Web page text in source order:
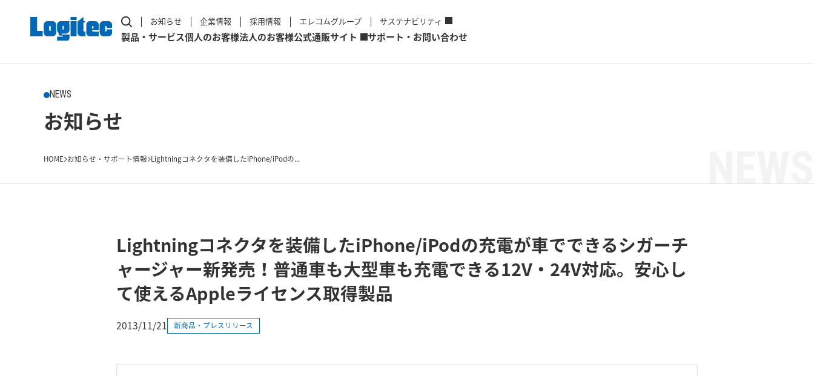
お知らせ 企業情報 採用情報 エレコムグループ サステナビリティ
製品・サービス個人のお客様法人のお客様公式通販サイト サポート・お問い合わせ
NEWS
お知らせ
HOME お知らせ・サポート情報 Lightningコネクタを装備したiPhone/iPodの...
Lightningコネクタを装備したiPhone/iPodの充電が車でできるシガーチ
ャージャー新発売！普通車も大型車も充電できる12V・24V対応。安心し
て使えるAppleライセンス取得製品
2013/11/21 新商品・プレスリリース